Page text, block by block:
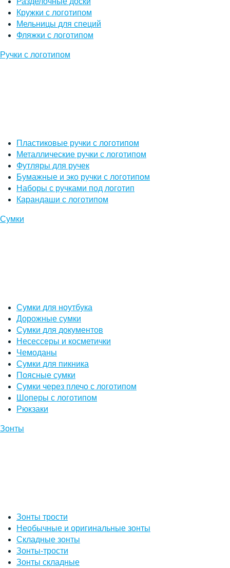
Кружки с логотипом
Мельницы для специй
Фляжки с логотипом
Ручки с логотипом
Пластиковые ручки с логотипом
Металлические ручки с логотипом
Футляры для ручек
Бумажные и эко ручки с логотипом
Наборы с ручками под логотип
Карандаши с логотипом
Сумки
Сумки для ноутбука
Дорожные сумки
Сумки для документов
Несессеры и косметички
Чемоданы
Сумки для пикника
Поясные сумки
Сумки через плечо с логотипом
Шоперы с логотипом
Рюкзаки
Зонты
Зонты трости
Необычные и оригинальные зонты
Складные зонты
Зонты-трости
Зонты складные